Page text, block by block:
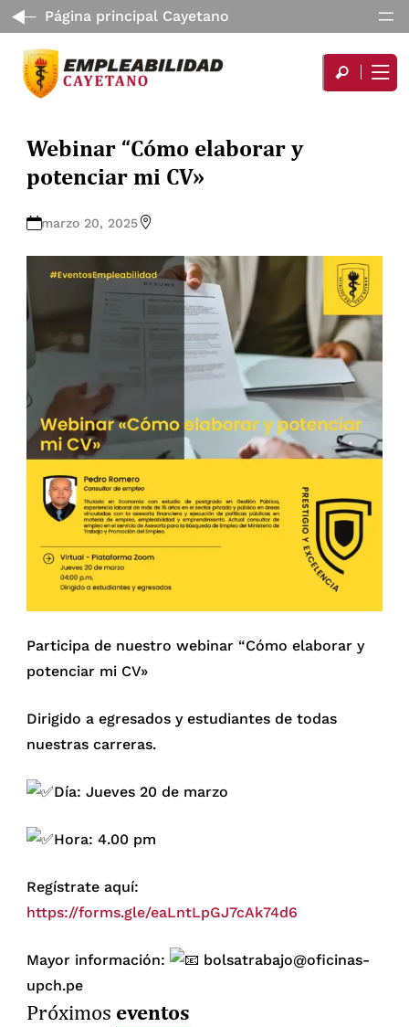
Página principal Cayetano
Webinar “Cómo elaborar y
potenciar mi CV»
marzo 20, 2025
Participa de nuestro webinar “Cómo elaborar y
potenciar mi CV»
Dirigido a egresados y estudiantes de todas
nuestras carreras.
Día: Jueves 20 de marzo
Hora: 4.00 pm
Regístrate aquí:
https://forms.gle/eaLntLpGJ7cAk74d6
Mayor información:
bolsatrabajo@oficinas-
upch.pe
Próximos eventos